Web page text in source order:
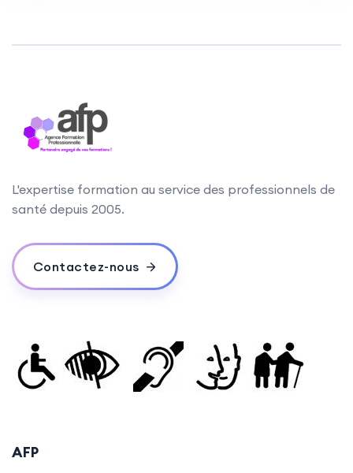
L'expertise formation au service des professionnels de
santé depuis 2005.
Contactez-nous
AFP